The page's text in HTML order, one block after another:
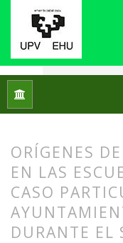
Inicio
ORÍGENES
EN LAS
CASO
DURANTE EL